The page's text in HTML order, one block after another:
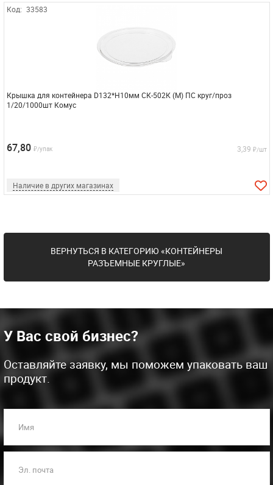
Код: 33583
Крышка для контейнера D132*Н10мм СК-502К (М) ПС круг/проз
1/20/1000шт Комус
67,80 ₽/упак 3,39 ₽/шт
Наличие в других магазинах
ВЕРНУТЬСЯ В КАТЕГОРИЮ «КОНТЕЙНЕРЫ
РАЗЪЕМНЫЕ КРУГЛЫЕ»
У Вас свой бизнес?
Оставляйте заявку, мы поможем упаковать ваш
продукт.
Имя
Эл. почта